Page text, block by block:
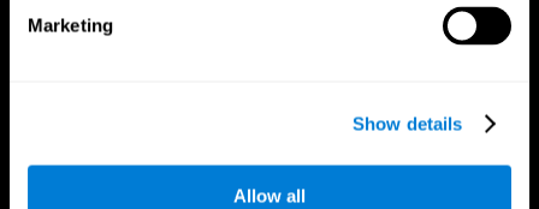
Marketing
Show details
Allow all